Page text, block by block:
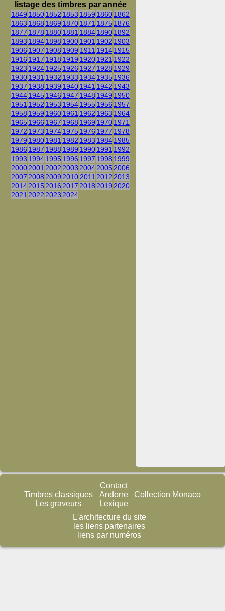
listage des timbres par année
1849 18501852 1853 1859 18601862
1863 1868 1869 18701871 1875 1876
1877 1878 18801881 188418901892
1893 18941898 19001901 1902 1903
1906 1907 1908 1909 1911 19141915
1916 1917 1918 1919 19201921 1922
1923 19241925 1926 1927 1928 1929
19301931 1932 1933 19341935 1936
1937 1938 1939 19401941 1942 1943
19441945 1946 1947 1948 1949 1950
1951 1952 1953 19541955 1956 1957
1958 1959 19601961 1962 1963 1964
1965 1966 1967 1968 1969 19701971
1972 1973 19741975 1976 1977 1978
1979 19801981 1982 1983 19841985
1986 1987 1988 1989 19901991 1992
1993 19941995 1996 1997 1998 1999
2000200120022003200420052006
2007200820092010201120122013
2014201520162017201820192020
2021202220232024
Timbres classiques
Les graveurs
Contact
Andorre
Lexique
Collection Monaco
L'architecture du site
les liens partenaires
liens par numéros